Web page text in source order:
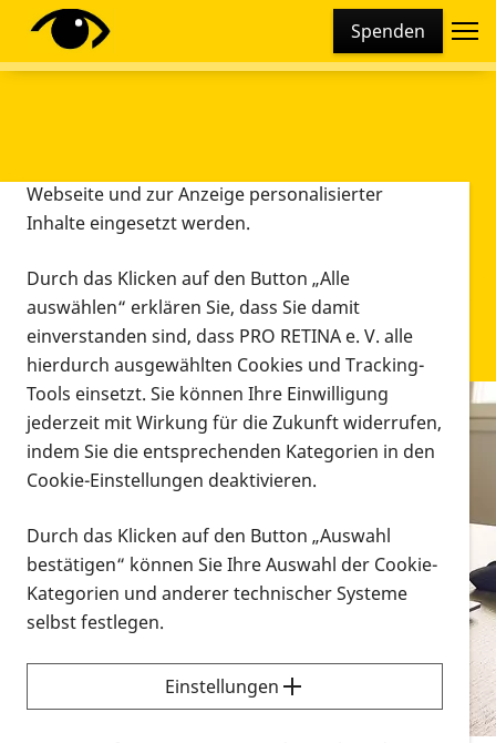
Spenden
Infomaterial
Infomaterial
Vorlesen
Alle Infomaterialien in verschiedenen
Formaten an einem Ort
Sie möchten wissen, wie Sie nach Infonmaterial
suchen und dieses bestellen bzw. herunterladen
können? Schauen Sie sich dieErklärvideos zum
Diese Webseite setzt verschiedene Cookies und
Tracking-Tools ein. Dies beinhaltet Cookies und
Webseite und zur Anzeige personalisierter
Inhalte eingesetzt werden.
Durch das Klicken auf den Button „Alle
auswählen“ erklären Sie, dass Sie damit
einverstanden sind, dass PRO RETINA e. V. alle
hierdurch ausgewählten Cookies und Tracking-
Tools einsetzt. Sie können Ihre Einwilligung
jederzeit mit Wirkung für die Zukunft widerrufen,
indem Sie die entsprechenden Kategorien in den
Cookie-Einstellungen deaktivieren.
Durch das Klicken auf den Button „Auswahl
bestätigen“ können Sie Ihre Auswahl der Cookie-
Kategorien und anderer technischer Systeme
selbst festlegen.
Einstellungen